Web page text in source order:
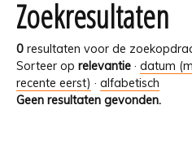
Zoekresultaten
0 resultaten voor de
Sorteer op relevantie · datum
recente eerst) · alfabetisch
Geen resultaten gevonden.